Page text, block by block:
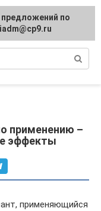
применению –
эффекты
применяющийся
по